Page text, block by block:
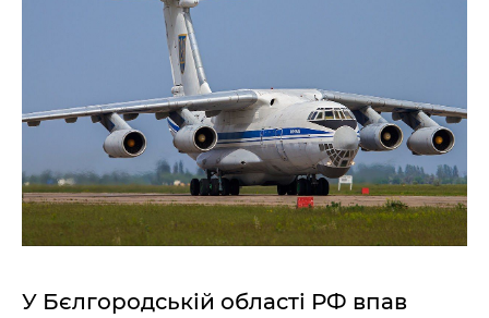
У Бєлгородській області РФ впав